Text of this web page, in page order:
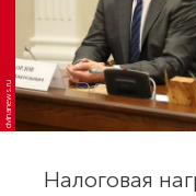
dvinanews.ru
Налоговая